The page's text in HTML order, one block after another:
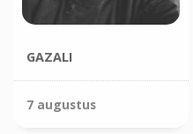
GAZALI
7 augustus